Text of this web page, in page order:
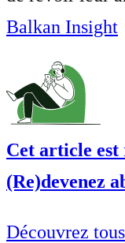
Balkan Insight
Cet article est
(Re)devenez
Découvrez